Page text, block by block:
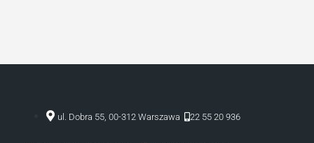
ul. Dobra 55, 00-312 Warszawa 22 55 20 936